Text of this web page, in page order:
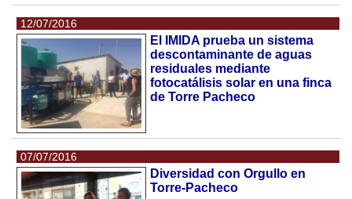
12/07/2016
El IMIDA prueba un sistema
descontaminante de aguas
residuales mediante
fotocatálisis solar en una finca
de Torre Pacheco
07/07/2016
Diversidad con Orgullo en
Torre-Pacheco